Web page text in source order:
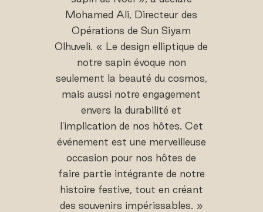
Mohamed Ali, Directeur des
Opérations de Sun Siyam
Olhuveli. « Le design elliptique de
notre sapin évoque non
seulement la beauté du cosmos,
mais aussi notre engagement
envers la durabilité et
l'implication de nos hôtes. Cet
événement est une merveilleuse
occasion pour nos hôtes de
faire partie intégrante de notre
histoire festive, tout en créant
des souvenirs impérissables. »